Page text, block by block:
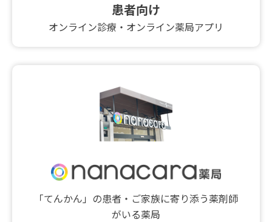
患者向け
オンライン診療・オンライン薬局アプリ
「てんかん」の患者・ご家族に寄り添う薬剤師
がいる薬局